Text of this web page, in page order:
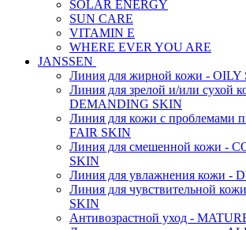
SOLAR ENERGY
SUN CARE
VITAMIN E
WHERE EVER YOU ARE
JANSSEN
Линия для жирной кожи - OILY
Линия для зрелой и/или сухой
DEMANDING SKIN
Линия для кожи с проблемами
FAIR SKIN
Линия для смешенной кожи -
SKIN
Линия для увлажнения кожи -
Линия для чувствительной
SKIN
Антивозрастной уход -